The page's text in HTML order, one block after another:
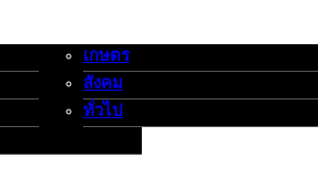
เกษตร-สังคม-ทั่วไป
เกษตร
สังคม
ทั่วไป